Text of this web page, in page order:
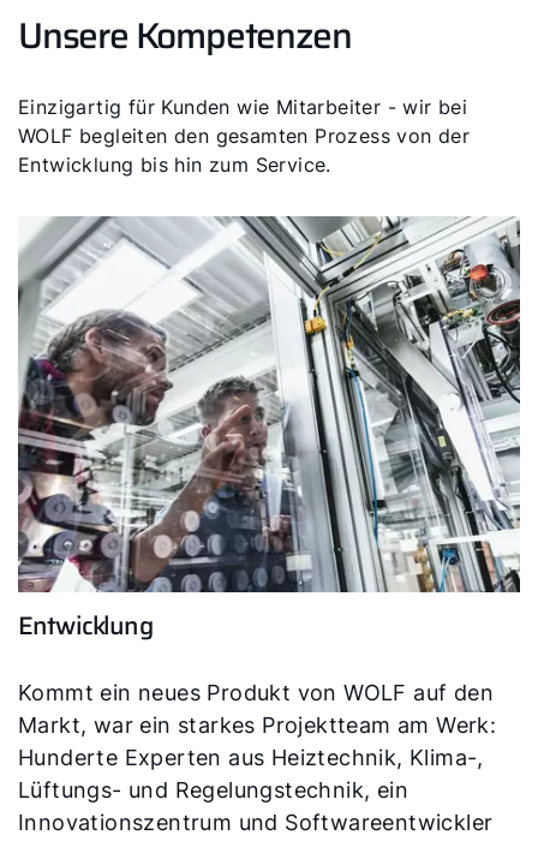
Unsere Kompetenzen
Einzigartig für Kunden wie Mitarbeiter - wir bei
WOLF begleiten den gesamten Prozess von der
Entwicklung bis hin zum Service.
Entwicklung
Kommt ein neues Produkt von WOLF auf den
Markt, war ein starkes Projektteam am Werk:
Hunderte Experten aus Heiztechnik, Klima-,
Lüftungs- und Regelungstechnik, ein
Innovationszentrum und Softwareentwickler